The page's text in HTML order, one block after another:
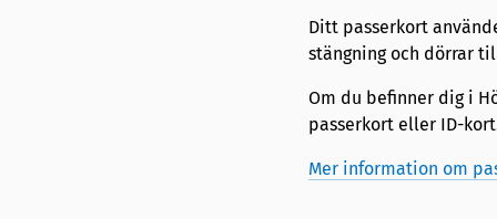
Ditt passerkort
stängning och dörrar
Om du befinner dig i
passerkort eller ID-
Mer information om